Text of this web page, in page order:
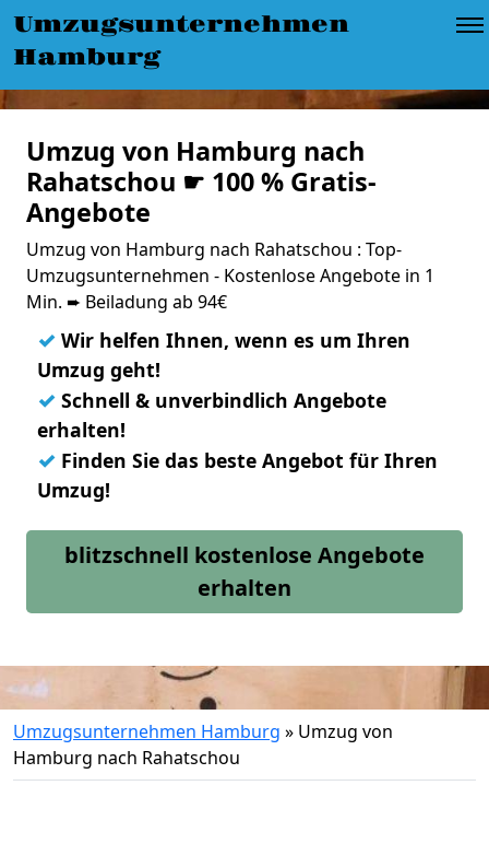
Umzugsunternehmen
Hamburg
Umzug von Hamburg nach
Rahatschou ☛ 100 % Gratis-
Angebote
Umzug von Hamburg nach Rahatschou : Top-
Umzugsunternehmen - Kostenlose Angebote in 1
Min. ➨ Beiladung ab 94€
✓ Wir helfen Ihnen, wenn es um Ihren
Umzug geht!
✓ Schnell & unverbindlich Angebote
erhalten!
✓ Finden Sie das beste Angebot für Ihren
Umzug!
blitzschnell kostenlose Angebote
erhalten
Umzugsunternehmen Hamburg » Umzug von
Hamburg nach Rahatschou